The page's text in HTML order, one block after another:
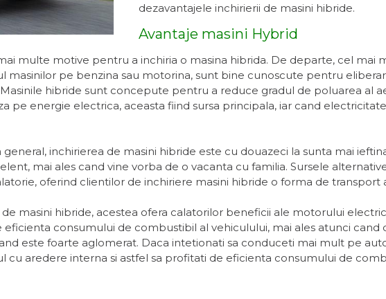
dezavantajele inchirierii de masini hibride.
Avantaje masini Hybrid
multe motive pentru a inchiria o masina hibrida. De departe, cel mai
masinilor pe benzina sau motorina, sunt bine cunoscute pentru
hibride sunt concepute pentru a reduce gradul de poluarea al
pe energie electrica, aceasta fiind sursa principala, iar cand
inchirierea de masini hibride este cu douazeci la sunta mai
mai ales cand vine vorba de o vacanta cu familia. Sursele
oferind clientilor de inchiriere masini hibride o forma de transport
masini hibride, acestea ofera calatorilor beneficii ale motorului
consumului de combustibil al vehiculului, mai ales atunci cand
este foarte aglomerat. Daca intetionati sa conduceti mai mult pe
cu aredere interna si astfel sa profitati de eficienta consumului de